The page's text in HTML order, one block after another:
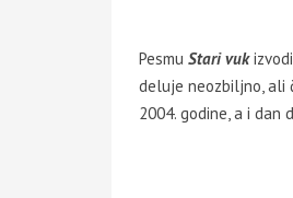
Pesmu Stari vuk
deluje neozbiljno, ali
2004. godine, a i dan